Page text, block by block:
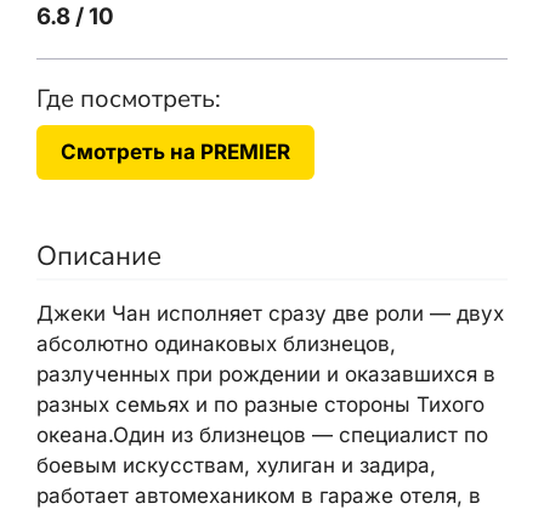
6.8 / 10
Где посмотреть:
Смотреть на PREMIER
Описание
Джеки Чан исполняет сразу две роли — двух
абсолютно одинаковых близнецов,
разлученных при рождении и оказавшихся в
разных семьях и по разные стороны Тихого
океана.Один из близнецов — специалист по
боевым искусствам, хулиган и задира,
работает автомехаником в гараже отеля, в